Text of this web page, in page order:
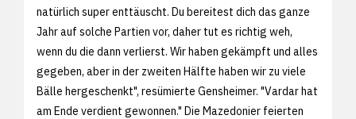
natürlich super enttäuscht. Du bereitest dich das ganze
Jahr auf solche Partien vor, daher tut es richtig weh,
wenn du die dann verlierst. Wir haben gekämpft und alles
gegeben, aber in der zweiten Hälfte haben wir zu viele
Bälle hergeschenkt", resümierte Gensheimer. "Vardar hat
am Ende verdient gewonnen." Die Mazedonier feierten